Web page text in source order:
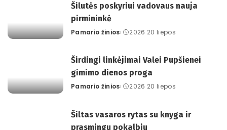
Šilutės poskyriui vadovaus nauja
pirmininkė
Posted
Pamario žinios 2026 20 liepos
Širdingi linkėjimai Valei Pupšienei
gimimo dienos proga
Posted
Pamario žinios 2026 20 liepos
Šiltas vasaros rytas su knyga ir
prasmingu pokalbiu